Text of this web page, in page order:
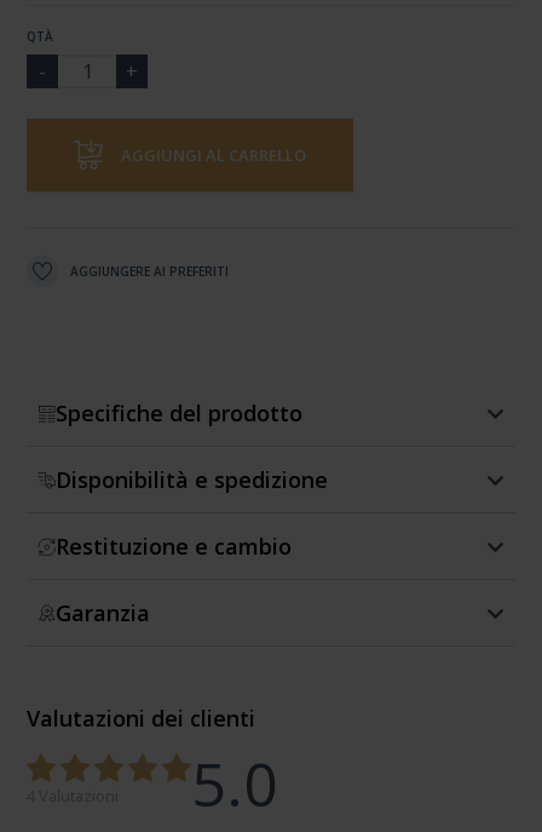
QTÀ
AGGIUNGI AL CARRELLO
AGGIUNGERE AI PREFERITI
Specifiche del prodotto
Disponibilità e spedizione
Restituzione e cambio
Garanzia
Valutazioni dei clienti
5.0